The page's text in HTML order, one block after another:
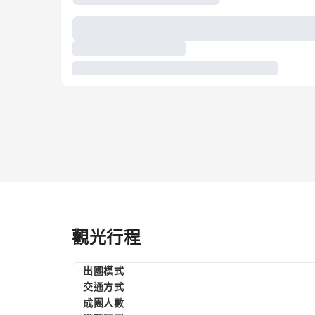
觀光行程
出圑模式
交通方式
成團人數